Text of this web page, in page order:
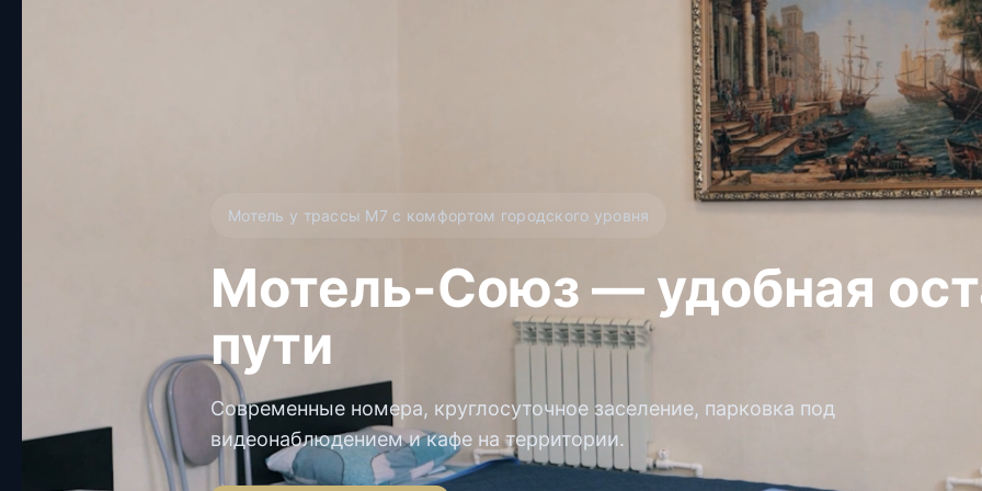
Мотель у трассы М7 с комфортом городского уровня
Мотель-Союз — удобная
пути
Современные номера, круглосуточное заселение, парковка под
видеонаблюдением и кафе на территории.